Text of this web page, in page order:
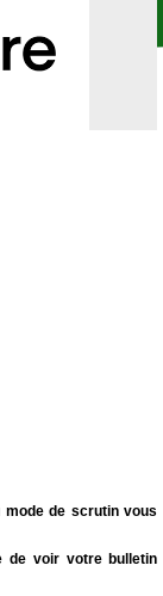
de scrutin vous
de voir votre bulletin